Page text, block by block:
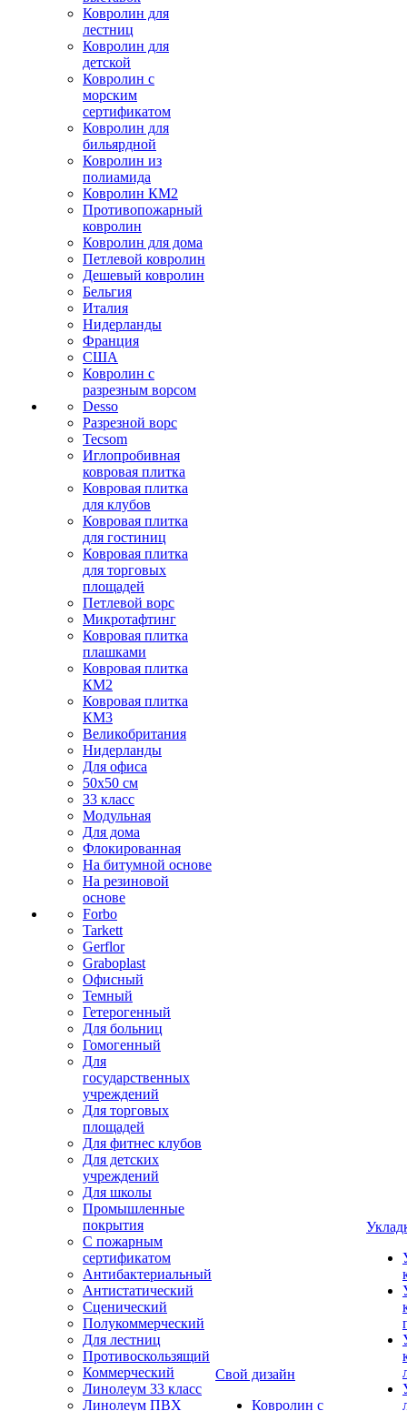
Ковролин для
лестниц
Ковролин для
детской
Ковролин с
морским
сертификатом
Ковролин для
бильярдной
Ковролин из
полиамида
Ковролин КМ2
Противопожарный
ковролин
Ковролин для дома
Петлевой ковролин
Дешевый ковролин
Бельгия
Италия
Нидерланды
Франция
США
Ковролин с
разрезным ворсом
Desso
Разрезной ворс
Tecsom
Иглопробивная
ковровая плитка
Ковровая плитка
для клубов
Ковровая плитка
для гостиниц
Ковровая плитка
для торговых
площадей
Петлевой ворс
Микротафтинг
Ковровая плитка
плашками
Ковровая плитка
КМ2
Ковровая плитка
КМ3
Великобритания
Нидерланды
Для офиса
50х50 см
33 класс
Модульная
Для дома
Флокированная
На битумной основе
На резиновой
основе
Forbo
Tarkett
Gerflor
Graboplast
Офисный
Темный
Гетерогенный
Для больниц
Гомогенный
Для
государственных
учреждений
Для торговых
площадей
Для фитнес клубов
Для детских
учреждений
Для школы
Промышленные
покрытия
С пожарным
сертификатом
Антибактериальный
Антистатический
Сценический
Полукоммерческий
Для лестниц
Противоскользящий
Коммерческий
Линолеум 33 класс
Линолеум ПВХ
Свой дизайн
Ковролин с